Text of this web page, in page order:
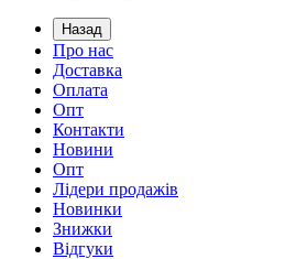
Назад
Про нас
Доставка
Оплата
Опт
Контакти
Новини
Опт
Лідери продажів
Новинки
Знижки
Відгуки